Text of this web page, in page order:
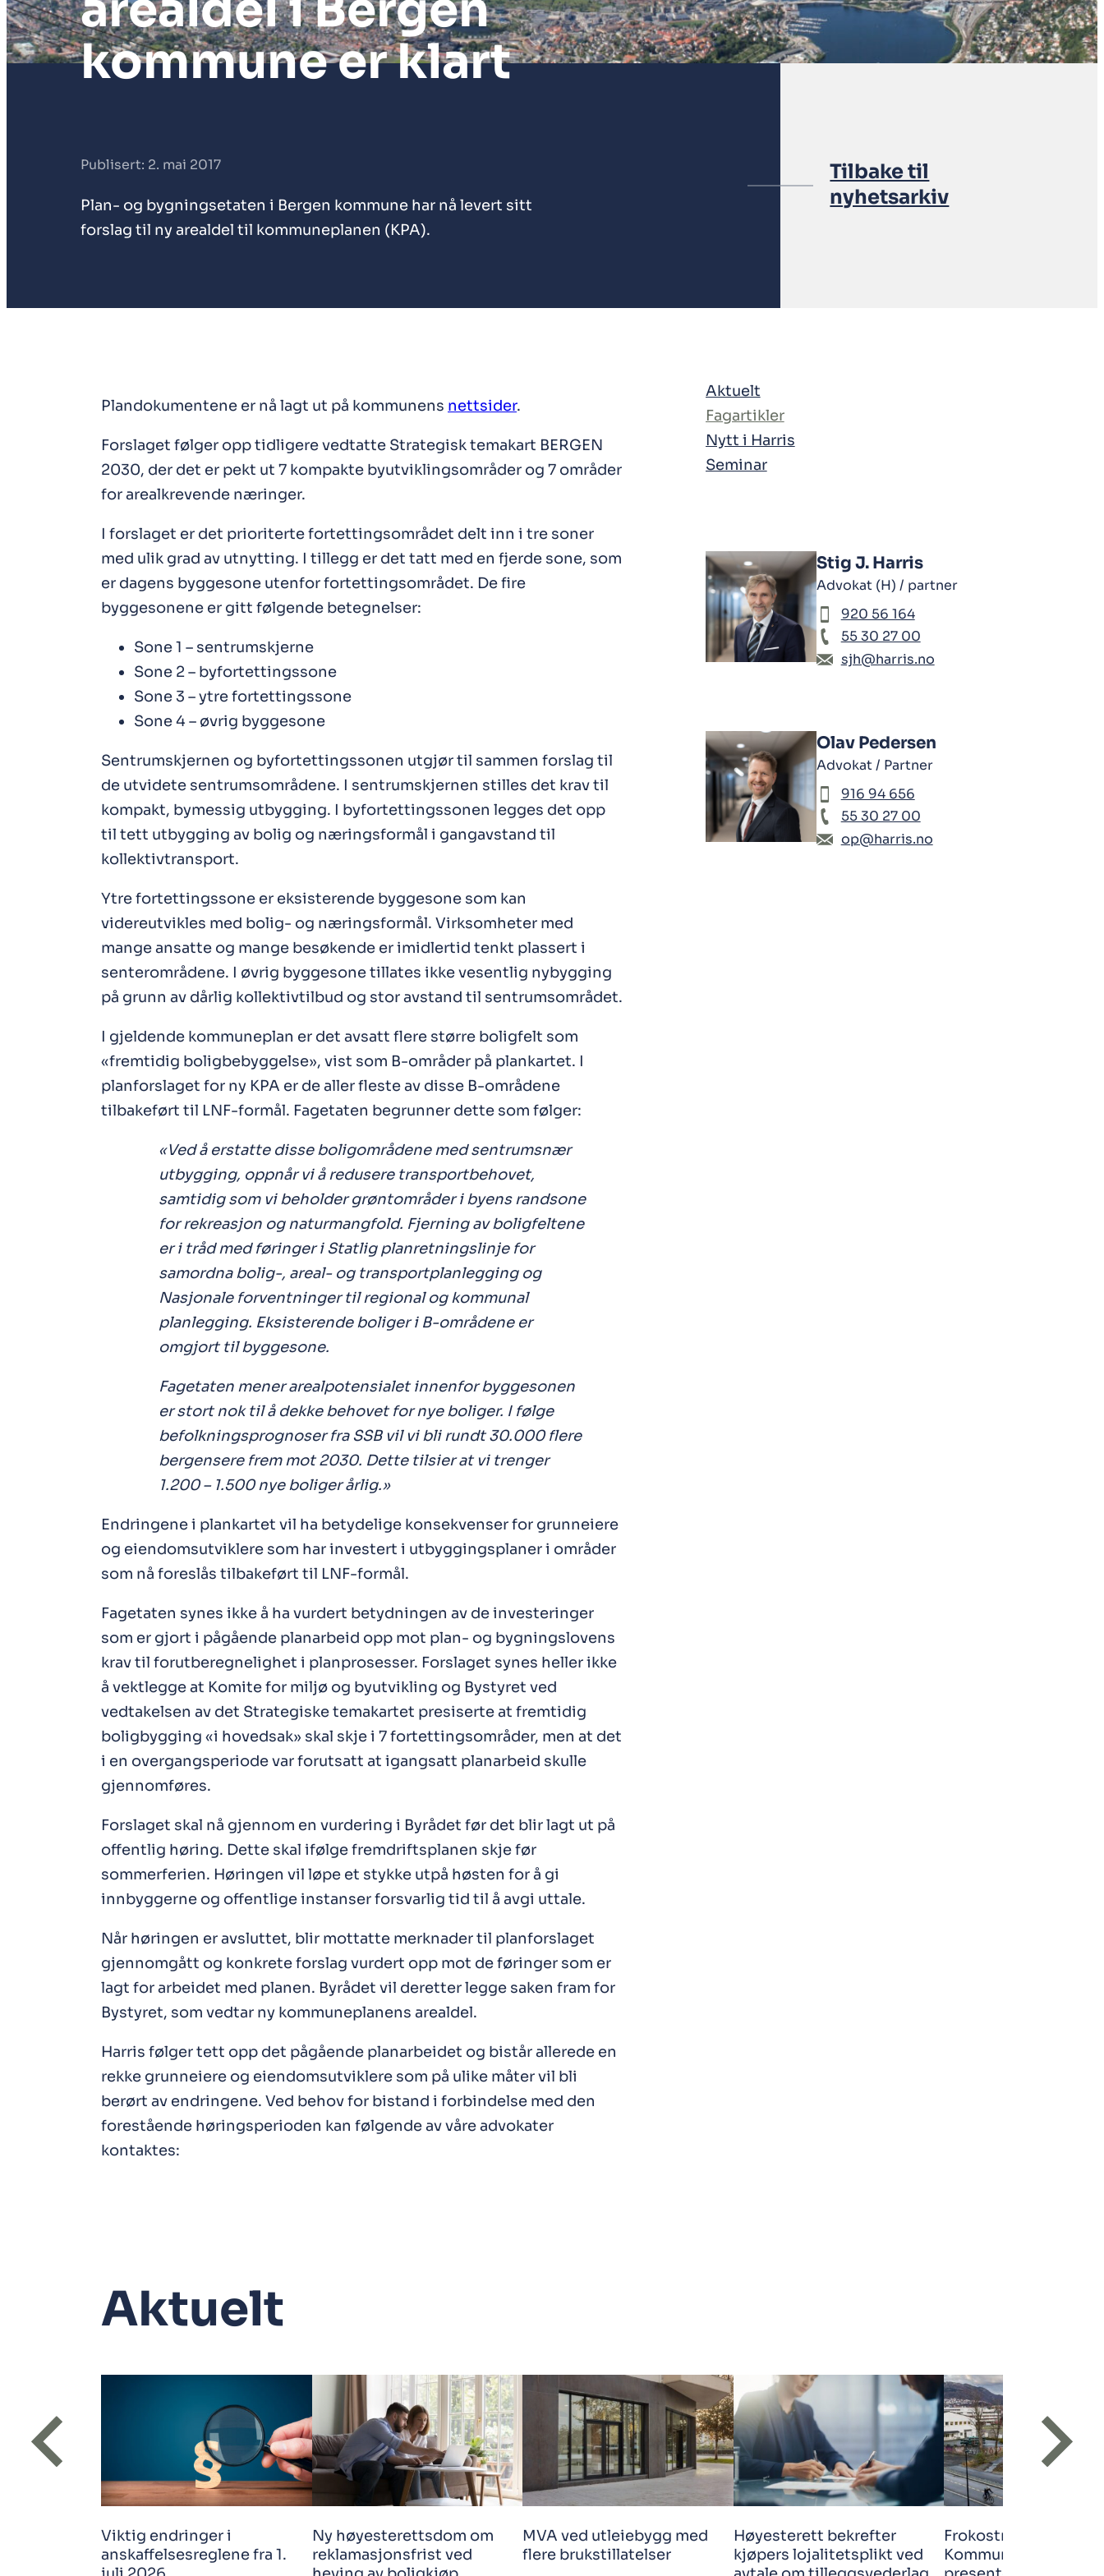
kommune er klart
Publisert: 2. mai 2017
Plan- og bygningsetaten i Bergen kommune har nå levert sitt
forslag til ny arealdel til kommuneplanen (KPA).
Tilbake til
nyhetsarkiv
Plandokumentene er nå lagt ut på kommunens nettsider.
Forslaget følger opp tidligere vedtatte Strategisk temakart BERGEN
2030, der det er pekt ut 7 kompakte byutviklingsområder og 7 områder
for arealkrevende næringer.
I forslaget er det prioriterte fortettingsområdet delt inn i tre soner
med ulik grad av utnytting. I tillegg er det tatt med en fjerde sone, som
er dagens byggesone utenfor fortettingsområdet. De fire
byggesonene er gitt følgende betegnelser:
Sone 1 – sentrumskjerne
Sone 2 – byfortettingssone
Sone 3 – ytre fortettingssone
Sone 4 – øvrig byggesone
Sentrumskjernen og byfortettingssonen utgjør til sammen forslag til
de utvidete sentrumsområdene. I sentrumskjernen stilles det krav til
kompakt, bymessig utbygging. I byfortettingssonen legges det opp
til tett utbygging av bolig og næringsformål i gangavstand til
kollektivtransport.
Ytre fortettingssone er eksisterende byggesone som kan
videreutvikles med bolig- og næringsformål. Virksomheter med
mange ansatte og mange besøkende er imidlertid tenkt plassert i
senterområdene. I øvrig byggesone tillates ikke vesentlig nybygging
på grunn av dårlig kollektivtilbud og stor avstand til sentrumsområdet.
I gjeldende kommuneplan er det avsatt flere større boligfelt som
«fremtidig boligbebyggelse», vist som B-områder på plankartet. I
planforslaget for ny KPA er de aller fleste av disse B-områdene
tilbakeført til LNF-formål. Fagetaten begrunner dette som følger:
«Ved å erstatte disse boligområdene med sentrumsnær
utbygging, oppnår vi å redusere transportbehovet,
samtidig som vi beholder grøntområder i byens randsone
for rekreasjon og naturmangfold. Fjerning av boligfeltene
er i tråd med føringer i Statlig planretningslinje for
samordna bolig-, areal- og transportplanlegging og
Nasjonale forventninger til regional og kommunal
planlegging. Eksisterende boliger i B-områdene er
omgjort til byggesone.
Fagetaten mener arealpotensialet innenfor byggesonen
er stort nok til å dekke behovet for nye boliger. I følge
befolkningsprognoser fra SSB vil vi bli rundt 30.000 flere
bergensere frem mot 2030. Dette tilsier at vi trenger
1.200 – 1.500 nye boliger årlig.»
Endringene i plankartet vil ha betydelige konsekvenser for grunneiere
og eiendomsutviklere som har investert i utbyggingsplaner i områder
som nå foreslås tilbakeført til LNF-formål.
Fagetaten synes ikke å ha vurdert betydningen av de investeringer
som er gjort i pågående planarbeid opp mot plan- og bygningslovens
krav til forutberegnelighet i planprosesser. Forslaget synes heller ikke
å vektlegge at Komite for miljø og byutvikling og Bystyret ved
vedtakelsen av det Strategiske temakartet presiserte at fremtidig
boligbygging «i hovedsak» skal skje i 7 fortettingsområder, men at det
i en overgangsperiode var forutsatt at igangsatt planarbeid skulle
gjennomføres.
Forslaget skal nå gjennom en vurdering i Byrådet før det blir lagt ut på
offentlig høring. Dette skal ifølge fremdriftsplanen skje før
sommerferien. Høringen vil løpe et stykke utpå høsten for å gi
innbyggerne og offentlige instanser forsvarlig tid til å avgi uttale.
Når høringen er avsluttet, blir mottatte merknader til planforslaget
gjennomgått og konkrete forslag vurdert opp mot de føringer som er
lagt for arbeidet med planen. Byrådet vil deretter legge saken fram for
Bystyret, som vedtar ny kommuneplanens arealdel.
Harris følger tett opp det pågående planarbeidet og bistår allerede en
rekke grunneiere og eiendomsutviklere som på ulike måter vil bli
berørt av endringene. Ved behov for bistand i forbindelse med den
forestående høringsperioden kan følgende av våre advokater
kontaktes:
Aktuelt
Fagartikler
Nytt i Harris
Seminar
Stig J. Harris
Advokat (H) / partner
920 56 164
55 30 27 00
sjh@harris.no
Olav Pedersen
Advokat / Partner
916 94 656
55 30 27 00
op@harris.no
Aktuelt
Viktig endringer i
anskaffelsesreglene fra 1.
Ny høyesterettsdom om
reklamasjonsfrist ved
MVA ved utleiebygg med
flere brukstillatelser
Høyesterett bekrefter
kjøpers lojalitetsplikt ved
Frokostmøte |
Kommuneplanens